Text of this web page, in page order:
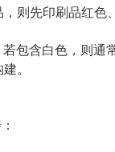
则先印刷品红色
包含白色，则通
。